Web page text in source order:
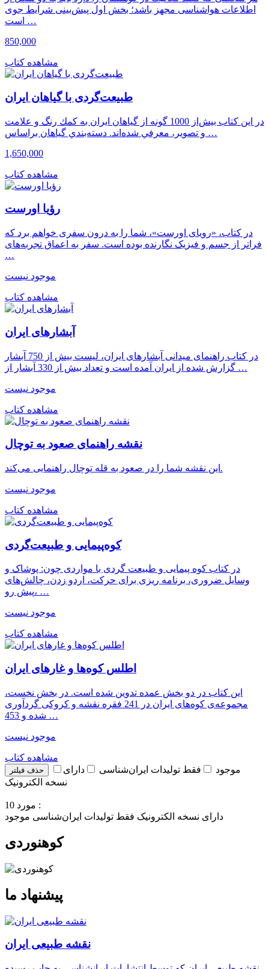
اطلاعات هواشناسی مجهز باشد؛ بخش اول پیش‌بینی شرایط جوی
است …
850,000
مشاهده کتاب
طبیعت‌گردی با گیاهان ایران
در اين كتاب بیش‌از 1000 گونه از گياهان ايران به كمك رنگ و علامت
و تصوير، معرفي شده‌اند. دسته‌بندي گياهان براساس …
1,650,000
مشاهده کتاب
رؤیا اورست
در کتاب، «رویای اورست»، شما را به درون سفری خواهم برد که
فراتر از جسم و فیزیک نگارنده بوده است. سفر به اعماق تجربه‌های
…
موجود نیست
مشاهده کتاب
آبشارهای ایران
در کتاب راهنمای میدانی آبشارهای ایران، لیست بیش از 750 آبشار
گزارش شده از ایران آمده است و تعداد بیش از 330 آبشار از …
موجود نیست
مشاهده کتاب
نقشه راهنمای صعود به توچال
این نقشه شما را در صعود به قله توچال راهنمایی می‌کند.
موجود نیست
مشاهده کتاب
کوه‌پیمایی و طبیعت‌گردی
در کتاب کوه پیمایی و طبیعت گردی با مواردی چون: پوشاک و
وسایل ضروری، برنامه ریزی برای حرکت، اردو زدن، چالش‌های
پیش رو، …
موجود نیست
مشاهده کتاب
اطلس کوه‌ها و غارهای ایران
این کتاب در دو بخش عمده تدوین شده است. در بخش نخست،
مجموعه‌ی کوه‌های ایران در 241 فقره نقشه و کروکی گردآوری
شده و 453 …
موجود نیست
مشاهده کتاب
حذف فیلتر موجود فقط تولیدات ایران‌شناسی
دارای
نسخه الکترونیک
10 مورد :
دارای نسخه الکترونیک فقط تولیدات ایران‌شناسی موجود
کوهنوردی
پیشنهاد ما
نقشه طبیعی ایران